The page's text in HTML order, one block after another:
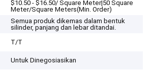
$10.50 - $16.50/ Square Meter|50 Square
Meter/Square Meters(Min. Order)
Semua produk dikemas dalam bentuk
silinder, panjang dan lebar ditandai.
T/T
Untuk Dinegosiasikan